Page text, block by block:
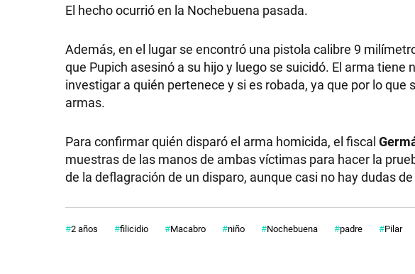
El hecho ocurrió en la Nochebuena pasada.
Además, en el lugar se encontró una pistola calibre 9
que Pupich asesinó a su hijo y luego se suicidó. El arma
investigar a quién pertenece y si es robada, ya que por lo
armas.
Para confirmar quién disparó el arma homicida, el fiscal
muestras de las manos de ambas víctimas para hacer la
de la deflagración de un disparo, aunque casi no hay dudas
2 años filicidio Macabro niño Nochebuena padre Pilar